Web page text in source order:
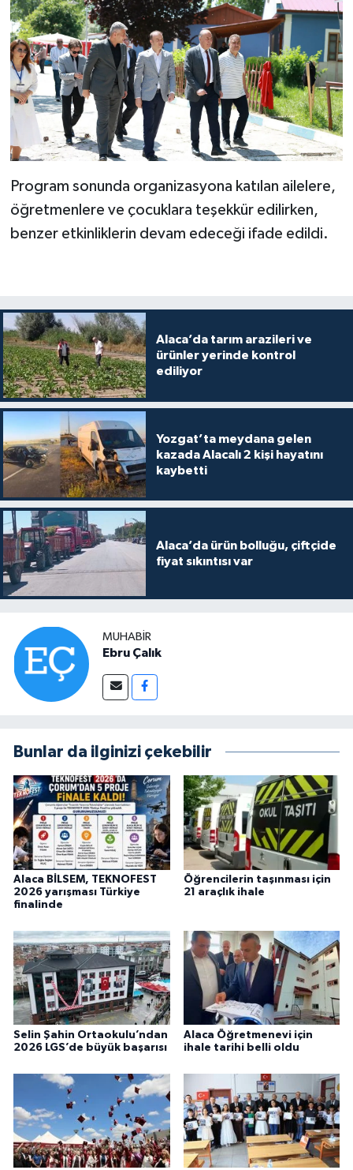
Program sonunda organizasyona katılan ailelere,
öğretmenlere ve çocuklara teşekkür edilirken,
benzer etkinliklerin devam edeceği ifade edildi.
Alaca’da tarım arazileri ve
ürünler yerinde kontrol
ediliyor
Yozgat’ta meydana gelen
kazada Alacalı 2 kişi hayatını
kaybetti
Alaca’da ürün bolluğu, çiftçide
fiyat sıkıntısı var
MUHABIR
Ebru Çalık
Bunlar da ilginizi çekebilir
Alaca BİLSEM, TEKNOFEST
2026 yarışması Türkiye
finalinde
Öğrencilerin taşınması için
21 araçlık ihale
Selin Şahin Ortaokulu’ndan
2026 LGS’de büyük başarısı
Alaca Öğretmenevi için
ihale tarihi belli oldu